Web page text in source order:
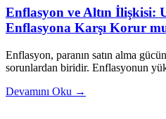
Enflasyon ve Altın İlişkisi:
Enflasyona Karşı Korur
Enflasyon, paranın satın alma
sorunlardan biridir. Enflasyonun
Devamını Oku →